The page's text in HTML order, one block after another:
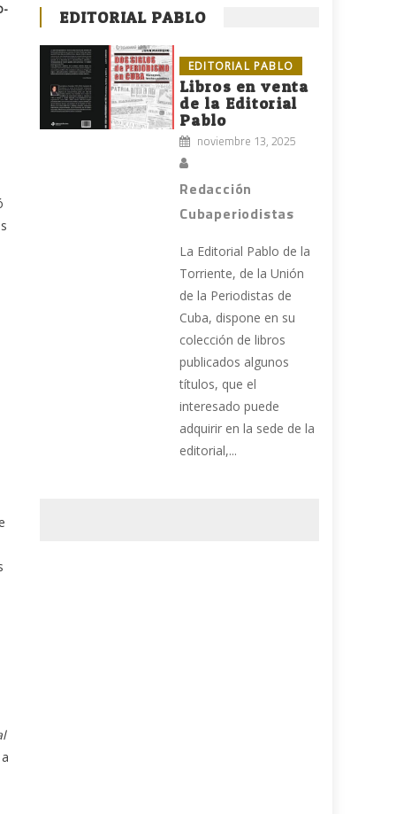
EDITORIAL PABLO
EDITORIAL PABLO
Libros en venta
de la Editorial
Pablo
noviembre 13, 2025
Redacción
Cubaperiodistas
La Editorial Pablo de la
Torriente, de la Unión
de la Periodistas de
Cuba, dispone en su
colección de libros
publicados algunos
títulos, que el
interesado puede
adquirir en la sede de la
editorial,...